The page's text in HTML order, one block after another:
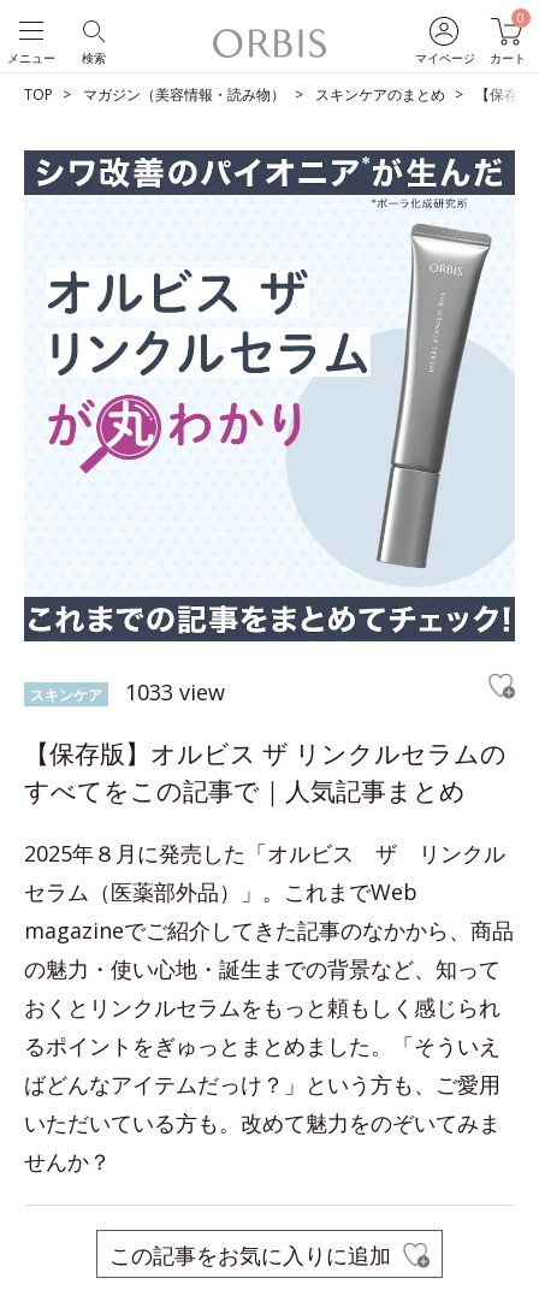
マイページ
0
カート
検索
メニュー
TOP マガジン（美容情報・読み物） スキンケアのまとめ 【保存
スキンケア 1033 view
【保存版】オルビス ザ リンクルセラムの
すべてをこの記事で｜人気記事まとめ
2025年８月に発売した「オルビス ザ リンクル
セラム（医薬部外品）」。これまでWeb
magazineでご紹介してきた記事のなかから、商品
の魅力・使い心地・誕生までの背景など、知って
おくとリンクルセラムをもっと頼もしく感じられ
るポイントをぎゅっとまとめました。「そういえ
ばどんなアイテムだっけ？」という方も、ご愛用
いただいている方も。改めて魅力をのぞいてみま
せんか？
この記事をお気に入りに追加